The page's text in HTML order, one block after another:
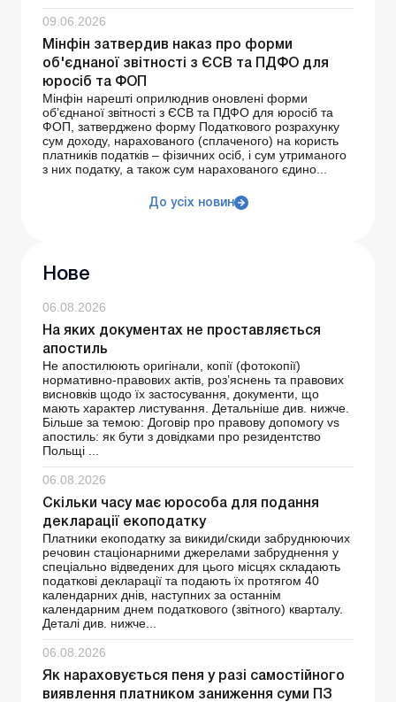
09.06.2026
Мінфін затвердив наказ про форми
об'єднаної звітності з ЄСВ та ПДФО для
юросіб та ФОП
Мінфін нарешті оприлюднив оновлені форми
об’єднаної звітності з ЄСВ та ПДФО для юросіб та
ФОП, затверджено форму Податкового розрахунку
сум доходу, нарахованого (сплаченого) на користь
платників податків – фізичних осіб, і сум утриманого
з них податку, а також сум нарахованого єдино...
До усіх новин
Нове
06.08.2026
На яких документах не проставляється
апостиль
Не апостилюють оригінали, копії (фотокопії)
нормативно-правових актів, роз’яснень та правових
висновків щодо їх застосування, документи, що
мають характер листування. Детальніше див. нижче.
Більше за темою: Договір про правову допомогу vs
апостиль: як бути з довідками про резидентство
Польщі ...
06.08.2026
Скільки часу має юрособа для подання
декларації екоподатку
Платники екоподатку за викиди/скиди забруднюючих
речовин стаціонарними джерелами забруднення у
спеціально відведених для цього місцях складають
податкові декларації та подають їх протягом 40
календарних днів, наступних за останнім
календарним днем ​​податкового (звітного) кварталу.
Деталі див. нижче...
06.08.2026
Як нараховується пеня у разі самостійного
виявлення платником заниження суми ПЗ